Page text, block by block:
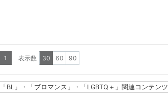
1 表示数 30 60 90
「BL」・「ブロマンス」・「LGBTQ＋」関連コンテンツ